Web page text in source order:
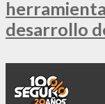
desarrollo